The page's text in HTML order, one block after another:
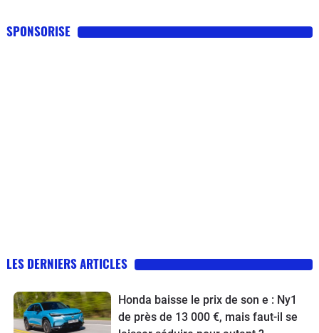
SPONSORISE
LES DERNIERS ARTICLES
Honda baisse le prix de son e : Ny1
de près de 13 000 €, mais faut-il se